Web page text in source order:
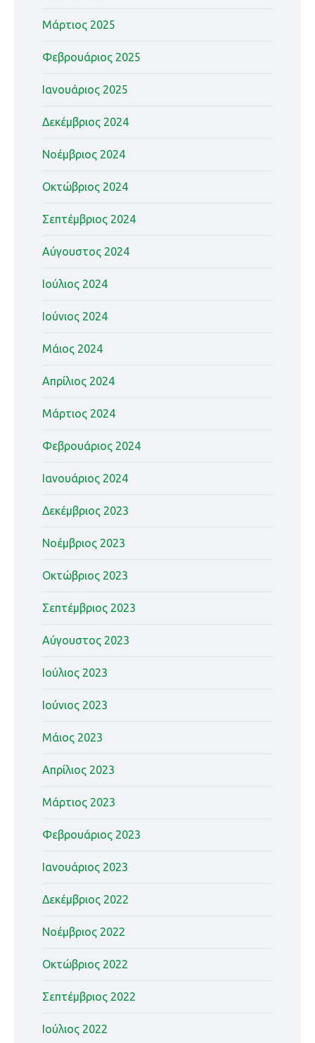
Μάρτιος 2025
Φεβρουάριος 2025
Ιανουάριος 2025
Δεκέμβριος 2024
Νοέμβριος 2024
Οκτώβριος 2024
Σεπτέμβριος 2024
Αύγουστος 2024
Ιούλιος 2024
Ιούνιος 2024
Μάιος 2024
Απρίλιος 2024
Μάρτιος 2024
Φεβρουάριος 2024
Ιανουάριος 2024
Δεκέμβριος 2023
Νοέμβριος 2023
Οκτώβριος 2023
Σεπτέμβριος 2023
Αύγουστος 2023
Ιούλιος 2023
Ιούνιος 2023
Μάιος 2023
Απρίλιος 2023
Μάρτιος 2023
Φεβρουάριος 2023
Ιανουάριος 2023
Δεκέμβριος 2022
Νοέμβριος 2022
Οκτώβριος 2022
Σεπτέμβριος 2022
Ιούλιος 2022